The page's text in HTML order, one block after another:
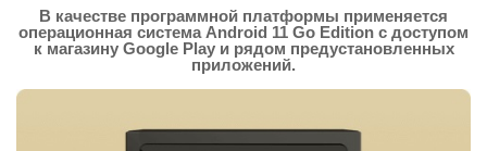
В качестве программной платформы применяется
операционная система Android 11 Go Edition с доступом
к магазину Google Play и рядом предустановленных
приложений.